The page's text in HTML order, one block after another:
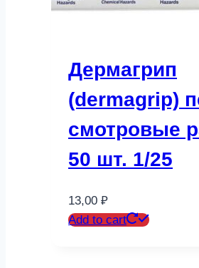
Дермагрип
(dermagrip)
смотровые
50 шт. 1/25
13,00 ₽
Add to cart